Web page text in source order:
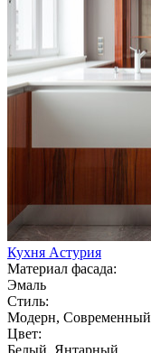
Кухня Астурия
Материал фасада:
Эмаль
Стиль:
Модерн, Современный
Цвет:
Белый, Янтарный